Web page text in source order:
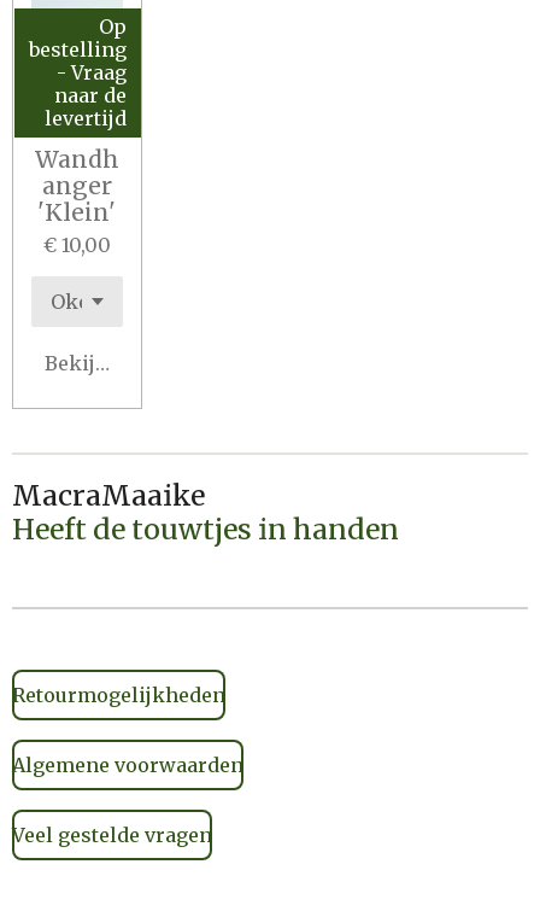
Op
bestelling
- Vraag
naar de
levertijd
Wandh
anger
'Klein'
€ 10,00
Bekijk details
MacraMaaike
Heeft de touwtjes in handen
Retourmogelijkheden
Algemene voorwaarden
Veel gestelde vragen